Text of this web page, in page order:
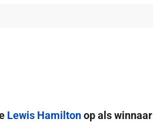
Lewis Hamiltonop als winnaar